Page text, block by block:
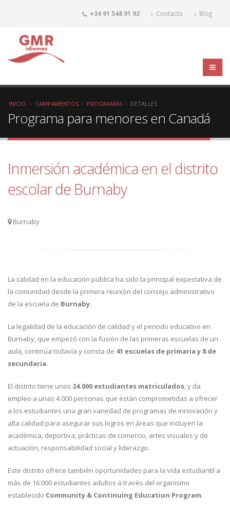
+34 91 548 91 92 Contacto Blog
INICIO CAMPAMENTOS PROGRAMAS DETALLES
Programa para menores en Canadá
Inmersión académica en el distrito
escolar de Burnaby
Burnaby
La calidad en la educación pública ha sido la principal expectativa de
la comunidad desde la primera reunión del consejo administrativo
de la escuela de Burnaby.
La legalidad de la educación de calidad y el periodo educativo en
Burnaby, que empezó con la fusión de las primeras escuelas de un
aula, continúa todavía y consta de 41 escuelas de primaria y 8 de
secundaria.
El distrito tiene unos 24.000 estudiantes matriculados, y da
empleo a unas 4.000 personas que están comprometidas a ofrecer
a los estudiantes una gran variedad de programas de innovación y
alta calidad para asegurar sus logros en áreas que incluyen la
académica, deportiva, prácticas de comercio, artes visuales y de
actuación, responsabilidad social y liderazgo.
Este distrito ofrece también oportunidades para la vida estudiantil a
más de 16.000 estudiantes adultos a través del organismo
establecido Community & Continuing Education Program.